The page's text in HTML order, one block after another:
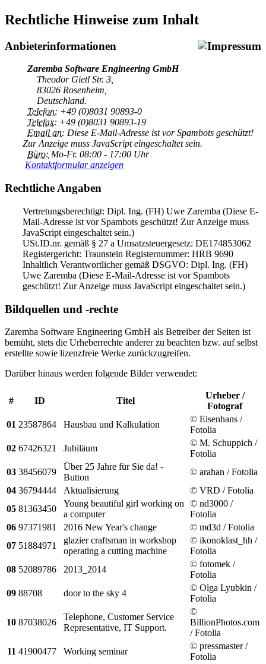
Rechtliche Hinweise zum Inhalt
Anbieterinformationen
Zaremba Software Engineering GmbH
Theodor Gietl Str. 3,
83026 Rosenheim,
Deutschland.
Telefon: +49 (0)8031 90893-0
Telefax: +49 (0)8031 90893-19
Email an: Diese E-Mail-Adresse ist vor Spambots geschützt!
Zur Anzeige muss JavaScript eingeschaltet sein.
Büro: Mo-Fr. 08:00 - 17:00 Uhr
Kontaktformular anzeigen
Rechtliche Angaben
Vertretungsberechtigt: Dipl. Ing. (FH) Uwe Zaremba (Diese E-
Mail-Adresse ist vor Spambots geschützt! Zur Anzeige muss
JavaScript eingeschaltet sein.)
USt.ID.nr. gemäß § 27 a Umsatzsteuergesetz: DE174853062
Registergericht: Traunstein Registernummer: HRB 9690
Inhaltlich Verantwortlicher gemäß DSGVO: Dipl. Ing. (FH)
Uwe Zaremba (Diese E-Mail-Adresse ist vor Spambots
geschützt! Zur Anzeige muss JavaScript eingeschaltet sein.)
Bildquellen und -rechte
Zaremba Software Engineering GmbH als Betreiber der Seiten ist
bemüht, stets die Urheberrechte anderer zu beachten bzw. auf selbst
erstellte sowie lizenzfreie Werke zurückzugreifen.
Darüber hinaus werden folgende Bilder verwendet:
# ID Titel
Urheber /
Fotograf
01 23587864 Hausbau und Kalkulation
© Eisenhans /
Fotolia
02 67426321 Jubiläum
© M. Schuppich /
Fotolia
03 38456079
Über 25 Jahre für Sie da! -
Button
© arahan / Fotolia
04 36794444 Aktualisierung
© VRD / Fotolia
05 81363450
Young beautiful girl working on
a computer
© nd3000 /
Fotolia
06 97371981 2016 New Year's change
© md3d / Fotolia
07 51884971
glazier craftsman in workshop
operating a cutting machine
© ikonoklast_hh /
Fotolia
08 52089786 2013_2014
© fotomek /
Fotolia
09 88708 door to the sky 4
© Olga Lyubkin /
Fotolia
10 87038026
Telephone, Customer Service
Representative, IT Support.
©
BillionPhotos.com
/ Fotolia
11 41900477 Working seminar
© pressmaster /
Fotolia